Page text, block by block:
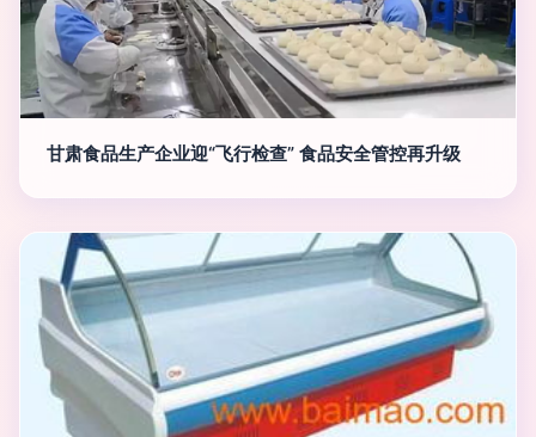
甘肃食品生产企业迎“飞行检查” 食品安全管控再升级